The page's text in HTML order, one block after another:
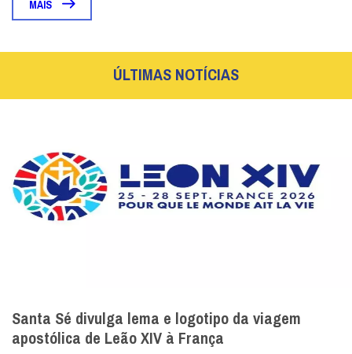
MAIS
ÚLTIMAS NOTÍCIAS
Santa Sé divulga lema e logotipo da viagem
apostólica de Leão XIV à França